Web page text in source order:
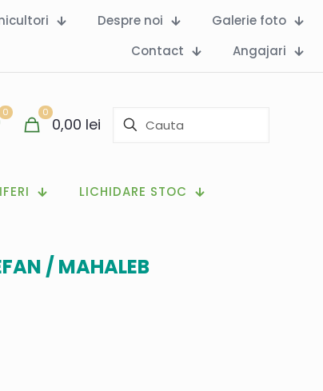
Despre noi
Galerie foto
Contact
Angajari
0 0
0,00 lei
LICHIDARE STOC
/ MAHALEB